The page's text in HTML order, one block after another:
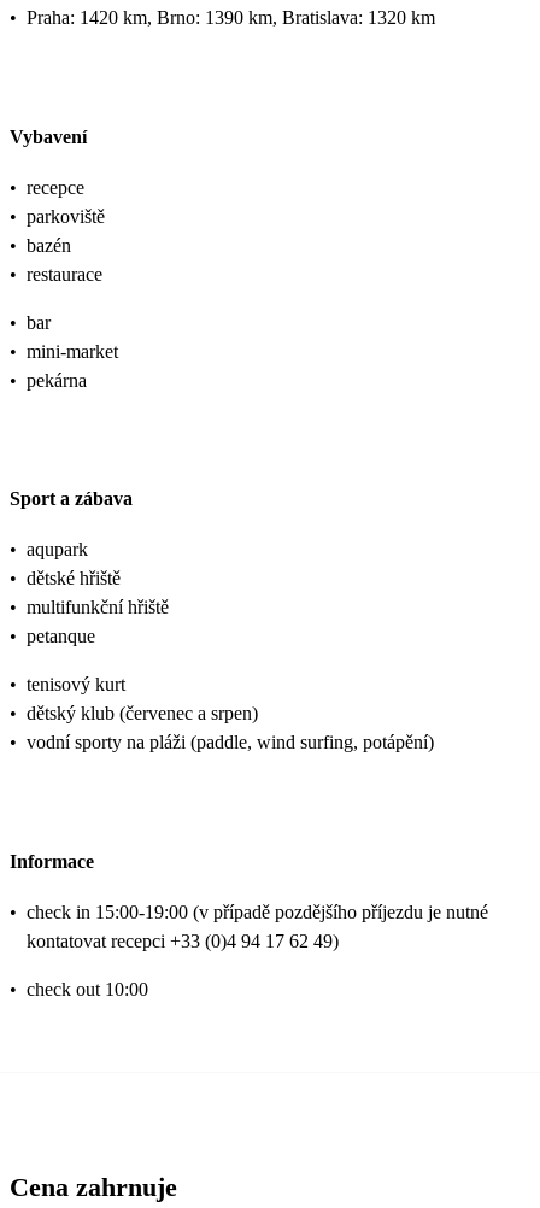
• Praha: 1420 km, Brno: 1390 km, Bratislava: 1320 km
Vybavení
• recepce
• parkoviště
• bazén
• restaurace
• bar
• mini-market
• pekárna
Sport a zábava
• aqupark
• dětské hřiště
• multifunkční hřiště
• petanque
• tenisový kurt
• dětský klub (červenec a srpen)
• vodní sporty na pláži (paddle, wind surfing, potápění)
Informace
• check in 15:00-19:00 (v případě pozdějšího příjezdu je nutné
kontatovat recepci +33 (0)4 94 17 62 49)
• check out 10:00
Cena zahrnuje